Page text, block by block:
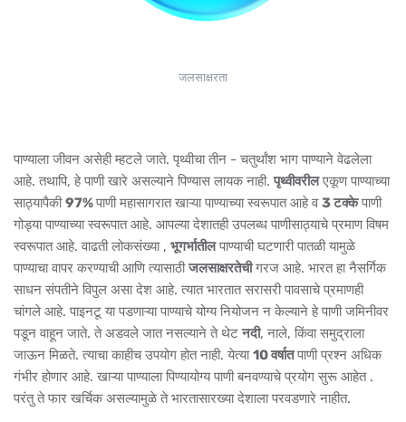
जलसाक्षरता
पाण्याला जीवन असेही म्हटले जाते. पृथ्वीचा तीन - चतुर्थांश भाग पाण्याने वेढलेला
आहे. तथापि, हे पाणी खारे असल्याने पिण्यास लायक नाही. पृथ्वीवरीलएकूण पाण्याच्या
साठ्यापैकी97%पाणी महासागरात खाऱ्या पाण्याच्या स्वरूपात आहे व3 टक्केपाणी
गोड्या पाण्याच्या स्वरूपात आहे. आपल्या देशातही उपलब्ध पाणीसाठ्याचे प्रमाण विषम
स्वरूपात आहे. वाढती लोकसंख्या , भूगर्भातीलपाण्याची घटणारी पातळी यामुळे
पाण्याचा वापर करण्याची आणि त्यासाठीजलसाक्षरतेचीगरज आहे. भारत हा नैसर्गिक
साधन संपतीने विपुल असा देश आहे. त्यात भारतात सरासरी पावसाचे प्रमाणही
चांगले आहे. पाइनटू या पडणाऱ्या पाण्याचे योग्य नियोजन न केल्याने हे पाणी जमिनीवर
पडून वाहून जाते. ते अडवले जात नसल्याने ते थेट नदी, नाले, किंवा समुद्राला
जाऊन मिळते. त्याचा काहीच उपयोग होत नाही. येत्या10 वर्षातपाणी प्रश्न अधिक
गंभीर होणार आहे. खाऱ्या पाण्याला पिण्यायोग्य पाणी बनवण्याचे प्रयोग सुरू आहेत .
परंतु ते फार खर्चिक असल्यामुळे ते भारतासारख्या देशाला परवडणारे नाहीत.